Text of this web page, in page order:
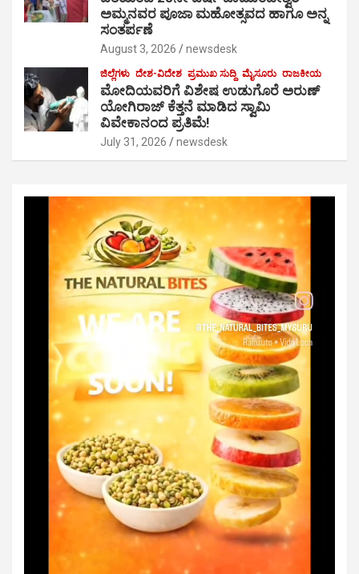
ಅಮ್ಮನವರ ಪೂಜಾ ಮಹೋತ್ಸವದ ಹಾಗೂ ಅನ್ನ
ಸಂತರ್ಪಣೆ
August 3, 2026 newsdesk
ಜಿಲ್ಲೆಗಳು ದೇಶ-ವಿದೇಶ ಪ್ರಮುಖ ಸುದ್ದಿ ಮೈಸೂರು ರಾಜಕೀಯ
ಮೋದಿಯವರಿಗೆ ವಿಶೇಷ ಉಡುಗೊರೆ ಅರುಣ್
ಯೋಗಿರಾಜ್ ಕೆತ್ತನೆ ಮಾಡಿದ ಸ್ವಾಮಿ
ವಿವೇಕಾನಂದ ಪ್ರತಿಮೆ!
July 31, 2026 newsdesk